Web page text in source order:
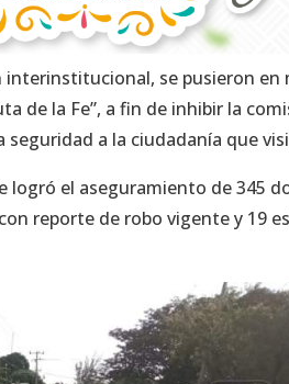
se pusieron en
de la Fe”, a fin de inhibir la
a la ciudadanía que
logró el aseguramiento de 345
reporte de robo vigente y 19